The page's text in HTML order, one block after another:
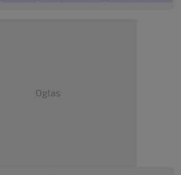
Oglas